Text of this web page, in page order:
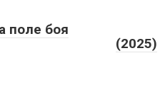
поле боя
(2025)